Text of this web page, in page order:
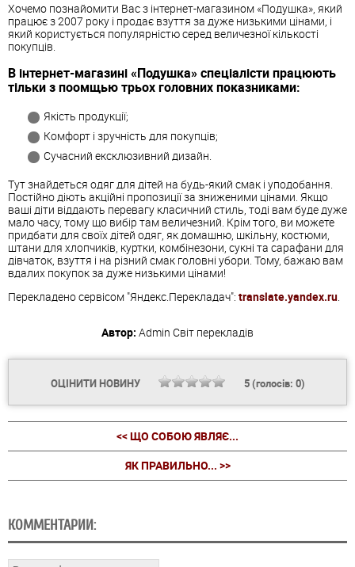
Хочемо познайомити Вас з інтернет-магазином «Подушка», який
працює з 2007 року і продає взуття за дуже низькими цінами, і
який користується популярністю серед величезної кількості
покупців.
В інтернет-магазині «Подушка» спеціалісти працюють
тільки з поомщью трьох головних показниками:
Якість продукції;
Комфорт і зручність для покупців;
Сучасний ексклюзивний дизайн.
Тут знайдеться одяг для дітей на будь-який смак і уподобання.
Постійно діють акційні пропозиції за зниженими цінами. Якщо
ваші діти віддають перевагу класичний стиль, тоді вам буде дуже
мало часу, тому що вибір там величезний. Крім того, ви можете
придбати для своїх дітей одяг, як домашню, шкільну, костюми,
штани для хлопчиків, куртки, комбінезони, сукні та сарафани для
дівчаток, взуття і на різний смак головні убори. Тому, бажаю вам
вдалих покупок за дуже низькими цінами!
Перекладено сервісом "Яндекс.Перекладач": translate.yandex.ru.
Автор: Admin Світ перекладів
ОЦІНИТИ НОВИНУ 5(голосів: 0)
<< ЩО СОБОЮ ЯВЛЯЄ...
ЯК ПРАВИЛЬНО... >>
КОММЕНТАРИИ: